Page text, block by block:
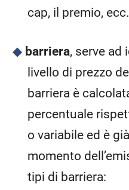
cap, il premio,
barriera, serve ad
livello di prezzo
barriera è
percentuale
o variabile ed è
momento
tipi di barriera: